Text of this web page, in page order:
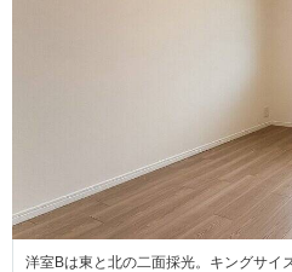
洋室Bは東と北の二面採光。キングサイ